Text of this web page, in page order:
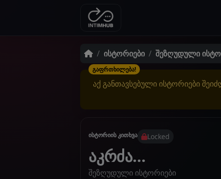
ისტორიები შეზღუდული
გაფრთხილება!
აქ განთავსებული ისტორიები
ისტორიის კითხვა Locked
აკრძა...
შეზღუდული ისტორიები